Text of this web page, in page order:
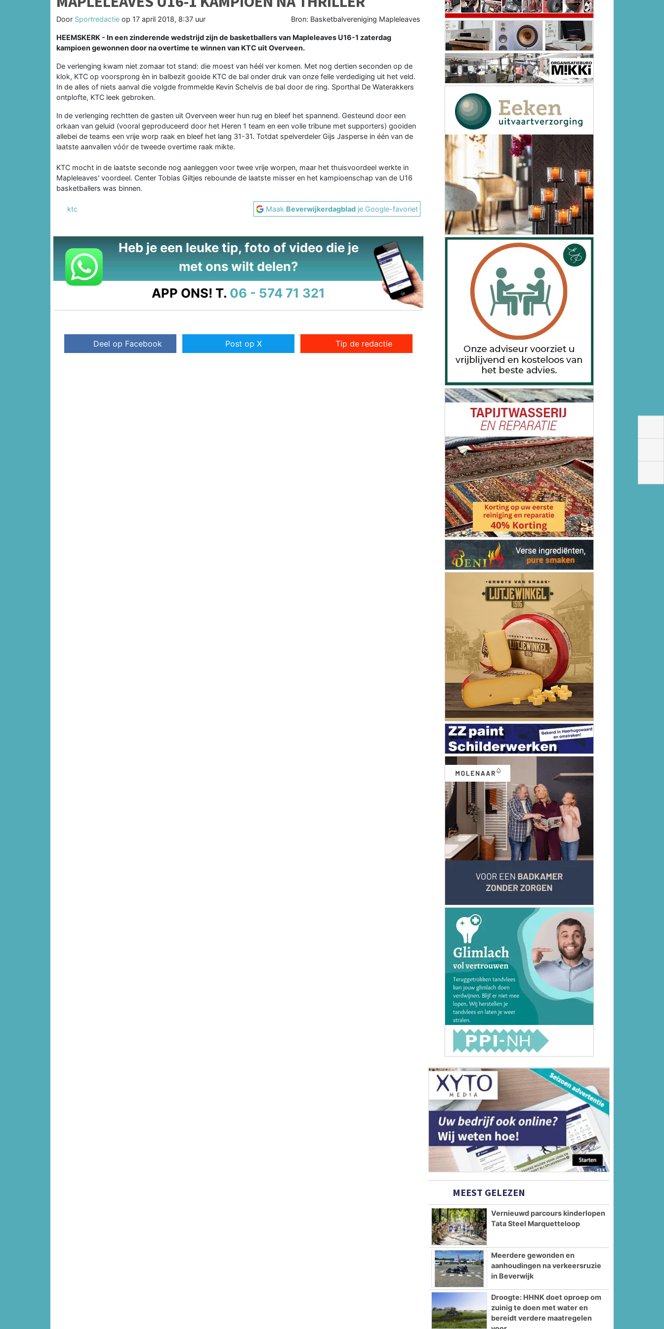
Door Sportredactie op 17 april 2018, 8:37 uur Bron: Basketbalvereniging Mapleleaves
HEEMSKERK - In een zinderende wedstrijd zijn de basketballers van Mapleleaves U16-1 zaterdag
kampioen gewonnen door na overtime te winnen van KTC uit Overveen.
De verlenging kwam niet zomaar tot stand: die moest van héél ver komen. Met nog dertien seconden op de
klok, KTC op voorsprong èn in balbezit gooide KTC de bal onder druk van onze felle verdediging uit het veld.
In de alles of niets aanval die volgde frommelde Kevin Schelvis de bal door de ring. Sporthal De Waterakkers
ontplofte, KTC leek gebroken.
In de verlenging rechtten de gasten uit Overveen weer hun rug en bleef het spannend. Gesteund door een
orkaan van geluid (vooral geproduceerd door het Heren 1 team en een volle tribune met supporters) gooiden
allebei de teams een vrije worp raak en bleef het lang 31-31. Totdat spelverdeler Gijs Jasperse in één van de
laatste aanvallen vóór de tweede overtime raak mikte.
KTC mocht in de laatste seconde nog aanleggen voor twee vrije worpen, maar het thuisvoordeel werkte in
Mapleleaves' voordeel. Center Tobias Giltjes rebounde de laatste misser en het kampioenschap van de U16
basketballers was binnen.
ktc Maak Beverwijkerdagblad je Google-favoriet
Heb je een leuke tip, foto of video die je
met ons wilt delen?
APP ONS! T. 06 - 574 71 321
Deel op Facebook Post op X Tip de redactie
MEEST GELEZEN
Vernieuwd parcours kinderlopen
Tata Steel Marquetteloop
Meerdere gewonden en
aanhoudingen na verkeersruzie
in Beverwijk
Droogte: HHNK doet oproep om
zuinig te doen met water en
bereidt verdere maatregelen